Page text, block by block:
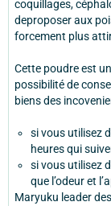
coquillages,
deproposer aux
forcement plus
Cette poudre est
possibilité de
biens des
si vous utilisez
heures qui
si vous utilisez
que l’odeur et
Maryuku leader